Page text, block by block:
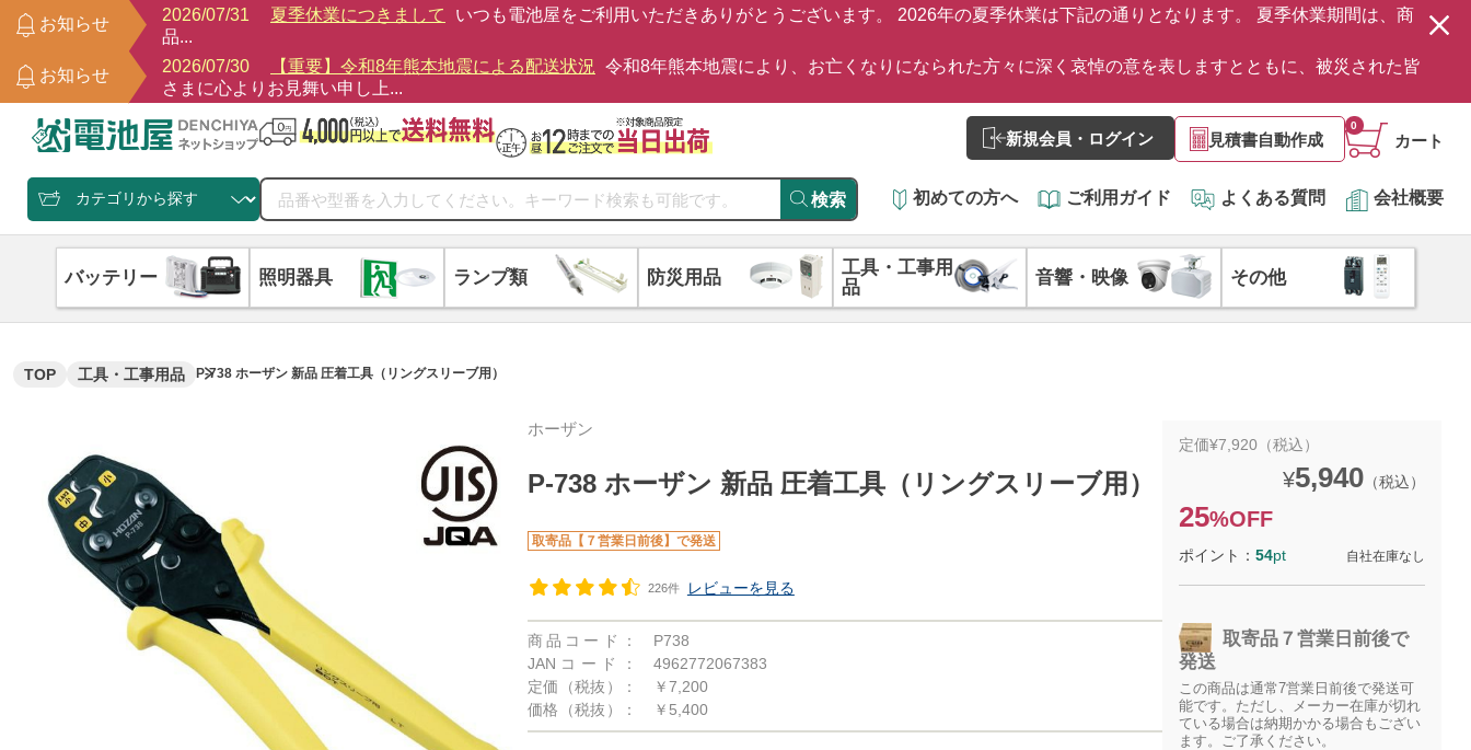
お知らせ
2026/07/31 夏季休業につきまして
いつも電池屋をご利用いただきありがとうございます。 2026年の夏季休業は下記の通りとなります。 夏季休業期間は、商
品...
お知らせ
2026/07/30 【重要】令和8年熊本地震による配送状況 令和8年熊本地震により、お亡くなりになられた方々に深く哀悼の意を表しますとともに、被災された皆
さまに心よりお見舞い申し上...
新規会員・ログイン 見積書自動作成 カート
0
検索 初めての方へ ご利用ガイド よくある質問 会社概要
バッテリー 照明器具 ランプ類 防災用品
工具・工事用
品
音響・映像 その他
TOP 工具・工事用品 P-738 ホーザン 新品 圧着工具（リングスリーブ用）
ホーザン
P-738 ホーザン 新品 圧着工具（リングスリーブ用）
取寄品【７営業日前後】で発送
226件 レビューを見る
商品コード：
P738
JANコード：
4962772067383
定価（税抜）：
￥7,200
価格（税抜）：
￥5,400
定価¥7,920（税込）
¥5,940 （税込）
25%OFF
ポイント：54pt 自社在庫なし
取寄品７営業日前後で
発送
この商品は通常7営業日前後で発送可
能です。ただし、メーカー在庫が切れ
ている場合は納期かかる場合もござい
ます。ご了承ください。